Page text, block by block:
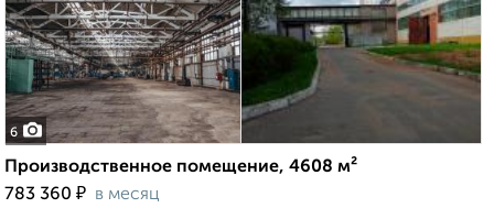
6
Производственное помещение, 4608 м²
783 360 ₽ в месяц